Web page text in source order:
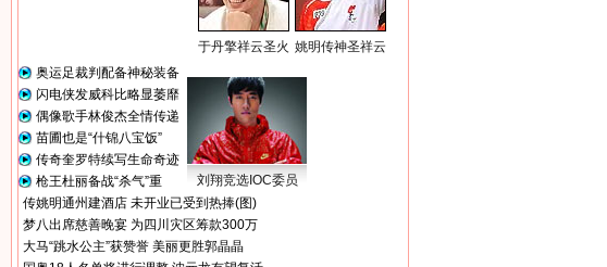
于丹擎祥云圣火 姚明传神圣祥云
奥运足裁判配备神秘装备
闪电侠发威科比略显萎靡
偶像歌手林俊杰全情传递
苗圃也是“什锦八宝饭”
传奇奎罗特续写生命奇迹
枪王杜丽备战“杀气”重
刘翔竞选IOC委员
传姚明通州建酒店 未开业已受到热捧(图)
梦八出席慈善晚宴 为四川灾区筹款300万
大马“跳水公主”获赞誉 美丽更胜郭晶晶